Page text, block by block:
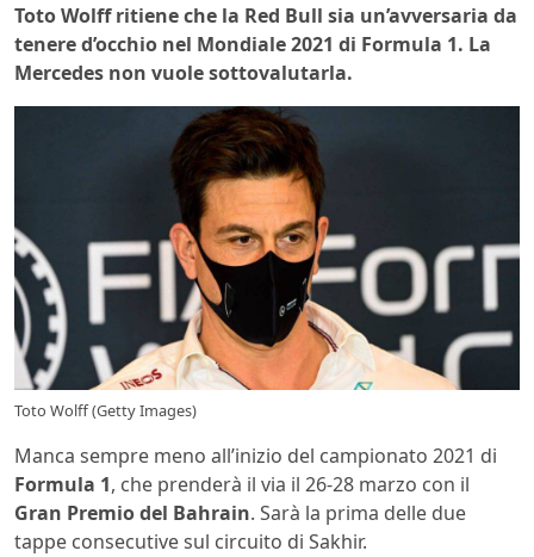
Toto Wolff ritiene che la Red Bull sia un’avversaria da
tenere d’occhio nel Mondiale 2021 di Formula 1. La
Mercedes non vuole sottovalutarla.
Toto Wolff (Getty Images)
Manca sempre meno all’inizio del campionato 2021 di
Formula 1, che prenderà il via il 26-28 marzo con il
Gran Premio del Bahrain. Sarà la prima delle due
tappe consecutive sul circuito di Sakhir.